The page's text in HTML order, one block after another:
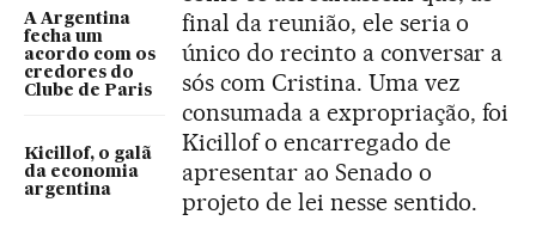
A Argentina
fecha um
acordo com os
credores do
Clube de Paris
Kicillof, o galã
da economia
argentina
final da reunião, ele seria o
único do recinto a conversar a
sós com Cristina. Uma vez
consumada a expropriação, foi
Kicillof o encarregado de
apresentar ao Senado o
projeto de lei nesse sentido.